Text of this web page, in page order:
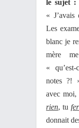
le sujet
« J’avais
Les
blanc je
mère
«
notes ?!
avec
rien, tu
donnait